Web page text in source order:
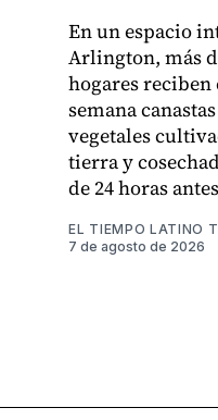
En un espacio
Arlington, más
hogares reciben
semana
vegetales
tierra y
de 24 horas
EL TIEMPO LATINO
7 de agosto de 2026